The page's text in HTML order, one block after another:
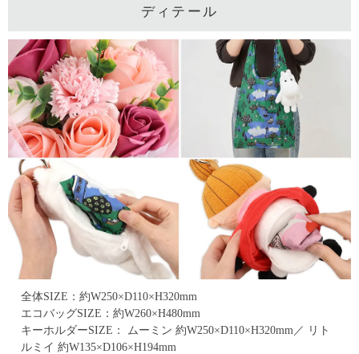
ディテール
全体SIZE：約W250×D110×H320mm
エコバッグSIZE：約W260×H480mm
キーホルダーSIZE： ムーミン 約W250×D110×H320mm／ リト
ルミイ 約W135×D106×H194mm